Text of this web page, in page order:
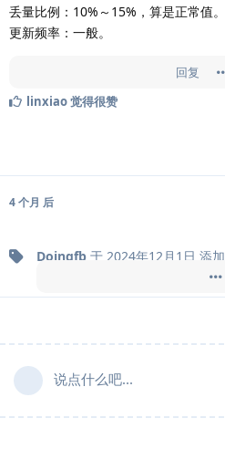
丢量比例：10%～15%，算是正常值。
更新频率：一般。
回复
linxiao觉得很赞
4 个月 后
Doingfb 于 2024年12月1日 添加
说点什么吧...